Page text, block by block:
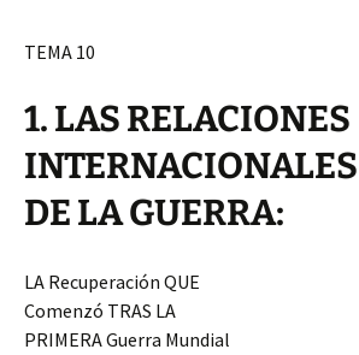
TEMA 10
1. LAS RELACIONES
DE LA GUERRA:
LA Recuperación QUE
Comenzó TRAS LA
PRIMERA Guerra Mundial